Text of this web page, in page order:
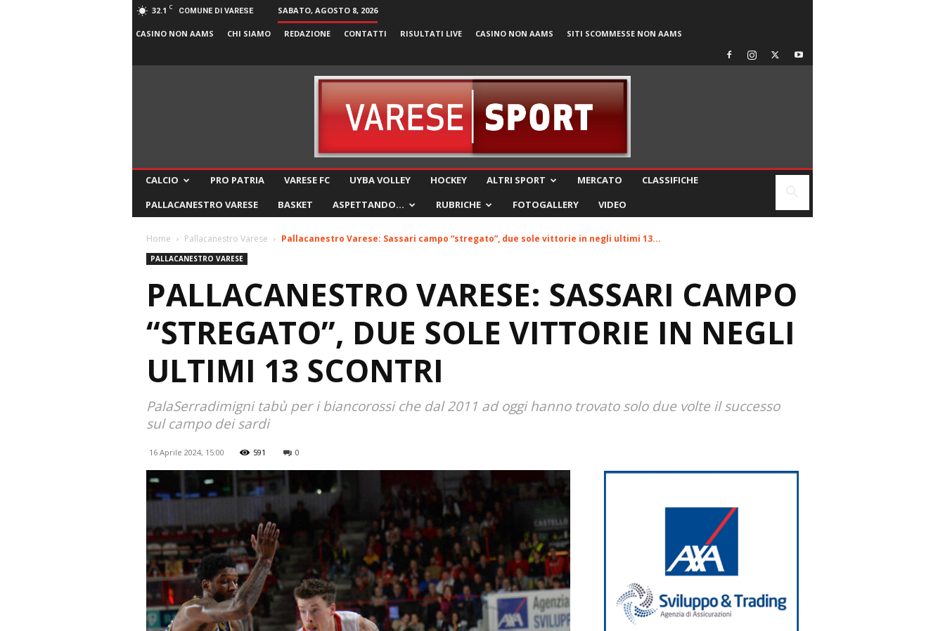
32.1 C COMUNE DI VARESE SABATO, AGOSTO 8, 2026
CASINO NON AAMS CHI SIAMO REDAZIONE CONTATTI RISULTATI LIVE CASINO NON AAMS SITI SCOMMESSE NON AAMS
CALCIO PRO PATRIA VARESE FC UYBA VOLLEY HOCKEY ALTRI SPORT MERCATO
CLASSIFICHE
PALLACANESTRO VARESE
BASKET ASPETTANDO… RUBRICHE FOTOGALLERY VIDEO
Home Pallacanestro Varese Pallacanestro Varese: Sassari campo “stregato”, due sole vittorie in negli ultimi 13...
PALLACANESTRO VARESE
PALLACANESTRO VARESE: SASSARI CAMPO
“STREGATO”, DUE SOLE VITTORIE IN NEGLI
ULTIMI 13 SCONTRI
PalaSerradimigni tabù per i biancorossi che dal 2011 ad oggi hanno trovato solo due volte il successo
sul campo dei sardi
16 Aprile 2024, 15:00 591 0